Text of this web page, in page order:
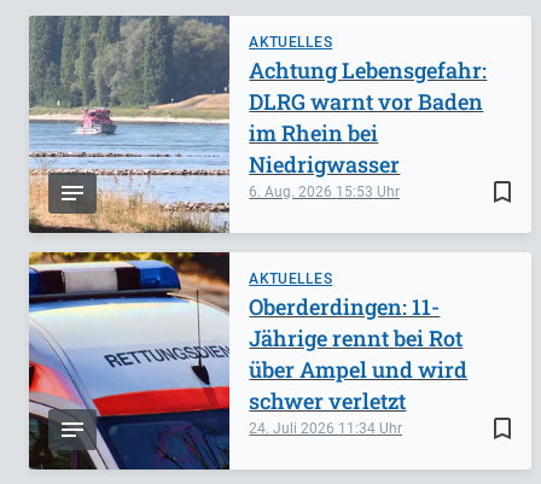
AKTUELLES
bookmark_border
6. Aug. 2026 15:53
Achtung Lebensgefahr:
DLRG warnt vor Baden
im Rhein bei
Niedrigwasser
AKTUELLES
bookmark_border
24. Juli 2026 11:34
Oberderdingen: 11-
Jährige rennt bei Rot
über Ampel und wird
schwer verletzt